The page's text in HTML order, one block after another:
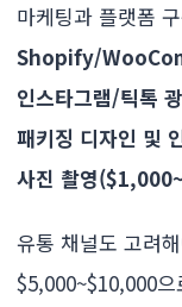
마케팅과 플랫폼
Shopify/
인스타그램/틱톡
패키징 디자인 및
사진 촬영
유통 채널도 고려
$5,000~$10,000